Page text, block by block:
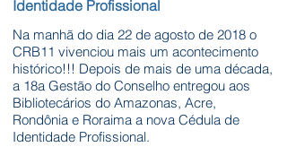
Identidade Profissional
Na manhã do dia 22 de agosto de 2018 o
CRB11 vivenciou mais um acontecimento
histórico!!! Depois de mais de uma década,
a 18a Gestão do Conselho entregou aos
Bibliotecários do Amazonas, Acre,
Rondônia e Roraima a nova Cédula de
Identidade Profissional.